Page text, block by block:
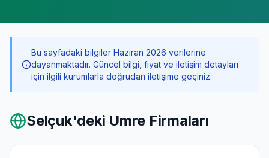
Bu sayfadaki bilgiler Haziran 2026 verilerine
dayanmaktadır. Güncel bilgi, fiyat ve iletişim detayları
için ilgili kurumlarla doğrudan iletişime geçiniz.
Selçuk'deki Umre Firmaları